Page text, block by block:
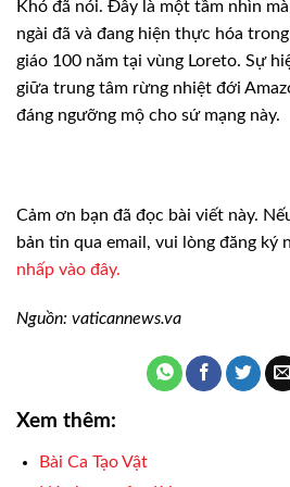
Khó đã nói. Đây là một tầm nhìn
ngài đã và đang hiện thực hóa
giáo 100 năm tại vùng Loreto. Sự
giữa trung tâm rừng nhiệt đới
đáng ngưỡng mộ cho sứ mạng này.
Cảm ơn bạn đã đọc bài viết này.
bản tin qua email, vui lòng đăng ký
nhấp vào đây.
Nguồn: vaticannews.va
Xem thêm:
Bài Ca Tạo Vật